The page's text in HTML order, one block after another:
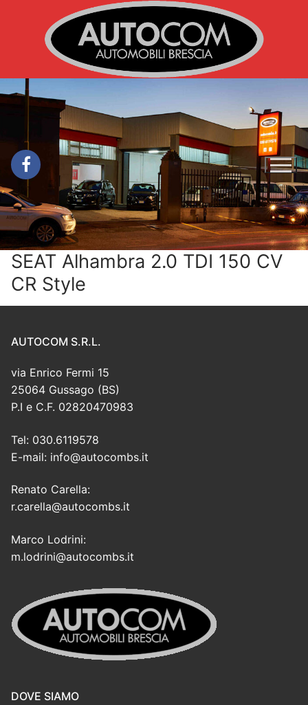
contenuto
SEAT Alhambra 2.0 TDI 150 CV
CR Style
AUTOCOM S.R.L.
via Enrico Fermi 15
25064 Gussago (BS)
P.I e C.F. 02820470983
Tel: 030.6119578
E-mail: info@autocombs.it
Renato Carella:
r.carella@autocombs.it
Marco Lodrini:
m.lodrini@autocombs.it
DOVE SIAMO